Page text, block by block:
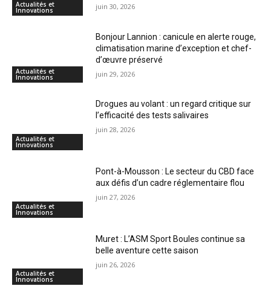
Actualités et
Innovations juin 30, 2026
Actualités et
Innovations
Bonjour Lannion : canicule en alerte rouge,
climatisation marine d’exception et chef-
d’œuvre préservé
juin 29, 2026
Actualités et
Innovations
Drogues au volant : un regard critique sur
l’efficacité des tests salivaires
juin 28, 2026
Actualités et
Innovations
Pont-à-Mousson : Le secteur du CBD face
aux défis d’un cadre réglementaire flou
juin 27, 2026
Actualités et
Innovations
Muret : L’ASM Sport Boules continue sa
belle aventure cette saison
juin 26, 2026